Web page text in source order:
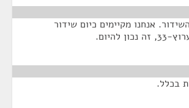
אנחנו מקיימים כיום שידור
להיום.